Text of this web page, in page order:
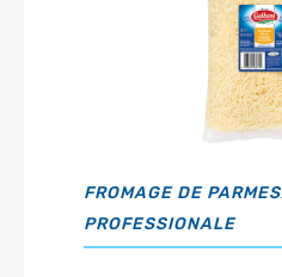
FROMAGE DE
PROFESSIONALE